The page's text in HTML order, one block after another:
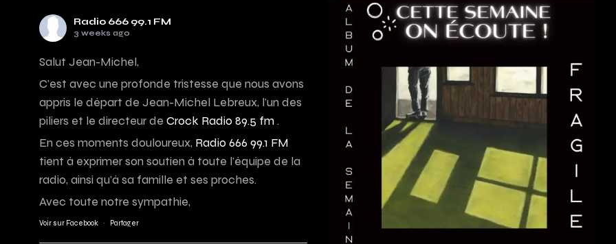
Radio 666 99.1 FM
3 weeks ago
Salut Jean-Michel,
C’est avec une profonde tristesse que nous avons
appris le départ de Jean-Michel Lebreux, l’un des
piliers et le directeur de Crock Radio 89.5 fm.
En ces moments douloureux, Radio 666 99.1 FM
tient à exprimer son soutien à toute l’équipe de la
radio, ainsi qu’à sa famille et ses proches.
Avec toute notre sympathie,
Voir sur Facebook · Partager